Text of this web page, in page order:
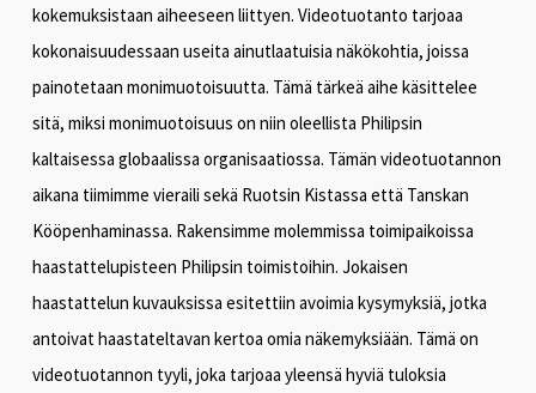
kokemuksistaan aiheeseen liittyen. Videotuotanto tarjoaa
kokonaisuudessaan useita ainutlaatuisia näkökohtia, joissa
painotetaan monimuotoisuutta. Tämä tärkeä aihe käsittelee
sitä, miksi monimuotoisuus on niin oleellista Philipsin
kaltaisessa globaalissa organisaatiossa. Tämän videotuotannon
aikana tiimimme vieraili sekä Ruotsin Kistassa että Tanskan
Kööpenhaminassa. Rakensimme molemmissa toimipaikoissa
haastattelupisteen Philipsin toimistoihin. Jokaisen
haastattelun kuvauksissa esitettiin avoimia kysymyksiä, jotka
antoivat haastateltavan kertoa omia näkemyksiään. Tämä on
videotuotannon tyyli, joka tarjoaa yleensä hyviä tuloksia